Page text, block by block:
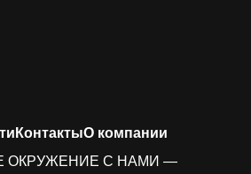
КонтактыО компании
ОКРУЖЕНИЕ С НАМИ —